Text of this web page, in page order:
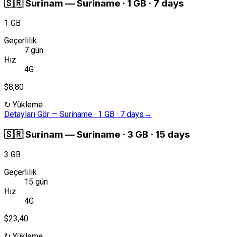
🇸🇷Surinam —Suriname · 1 GB · 7 days
1 GB
Geçerlilik
7 gün
Hız
4G
$8,80
↻ Yükleme
Detayları Gör — Suriname · 1 GB · 7 days →
🇸🇷Surinam —Suriname · 3 GB · 15 days
3 GB
Geçerlilik
15 gün
Hız
4G
$23,40